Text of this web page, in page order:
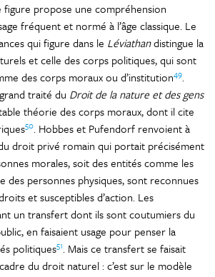
propose une compréhension
fréquent et normé à l’âge classique. Le
qui figure dans le Léviathandistingue la
et celle des corps politiques, qui sont
des corps moraux ou d’institution49.
traité du Droit de la nature et des gens
théorie des corps moraux, dont il cite
50. Hobbes et Pufendorf renvoient à
droit privé romain qui portait précisément
morales, soit des entités comme les
des personnes physiques, sont reconnues
et susceptibles d’action. Les
un transfert dont ils sont coutumiers du
en faisaient usage pour penser la
politiques51. Mais ce transfert se faisait
du droit naturel : c’est sur le modèle